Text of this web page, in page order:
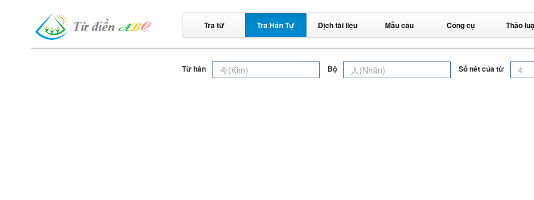
Tra từ Tra Hán Tự Dịch tài liệu Mẫu câu Công cụ Thảo
Từ hán Bộ Số nét của từ